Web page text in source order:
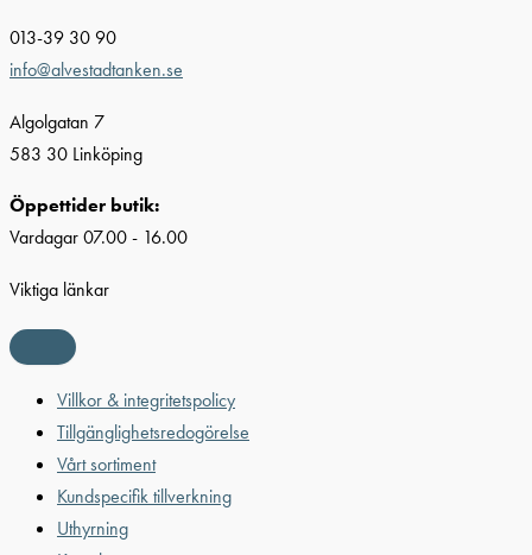
013-39 30 90
info@alvestadtanken.se
Algolgatan 7
583 30 Linköping
Öppettider butik:
Vardagar 07.00 - 16.00
Viktiga länkar
Villkor & integritetspolicy
Tillgänglighetsredogörelse
Vårt sortiment
Kundspecifik tillverkning
Uthyrning